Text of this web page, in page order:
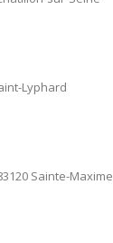
Lyphard
83120 Sainte-Maxime